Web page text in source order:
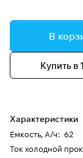
В
Купить в
Характеристики
Емкость, А/ч: 62
Ток холодной